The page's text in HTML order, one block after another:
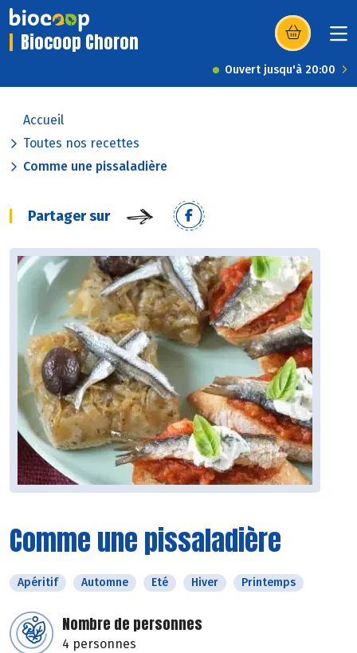
Biocoop Choron (s’ouvre dans
Ouvert jusqu'à 20:00
Accueil
Toutes nos recettes
Comme une pissaladière
Partager sur
Comme une pissaladière
Apéritif Automne Eté Hiver Printemps
Nombre de personnes
4 personnes